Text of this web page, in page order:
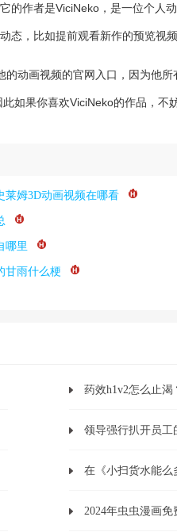
的作者是ViciNeko，是一位个人
，比如提前观看新作的预览视
动画视频的官网入口，因为他
如果你喜欢ViciNeko的作品，不
莱姆3D动画视频在哪看
哪里
甘雨什么梗
领导强行扒开员工